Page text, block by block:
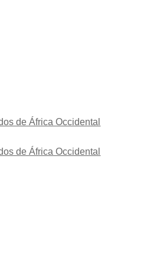
de África Occidental
de África Occidental